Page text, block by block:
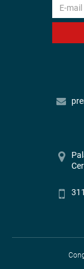
medida al
También
Gladys
fortalecer
Sergio Dávila
CENTRO DE